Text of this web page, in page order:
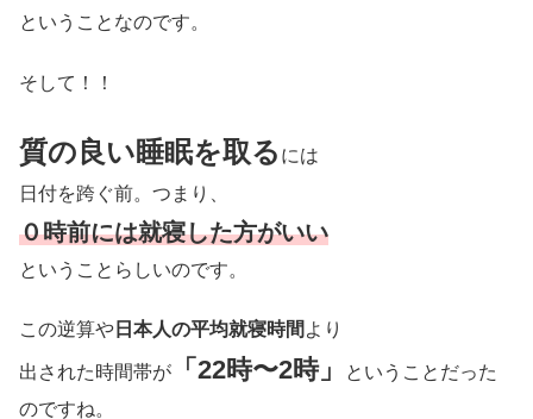
ということなのです。
そして！！
質の良い睡眠を取る には
日付を跨ぐ前。つまり、
０時前には就寝した方がいい
ということらしいのです。
この逆算や 日本人の平均就寝時間 より
出された時間帯が 「22時〜2時」
ということだった
のですね。